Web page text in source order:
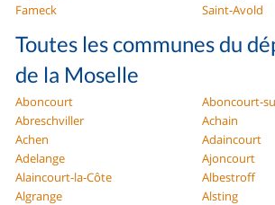
Fameck
Saint-Avold
Toutes les communes du
de la Moselle
Aboncourt
Aboncourt-
Abreschviller
Achain
Achen
Adaincourt
Adelange
Ajoncourt
Alaincourt-la-Côte
Albestroff
Algrange
Alsting